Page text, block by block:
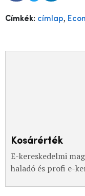
Címkék: címlap,
Kosárérték
E-kereskedelmi
haladó és profi e-